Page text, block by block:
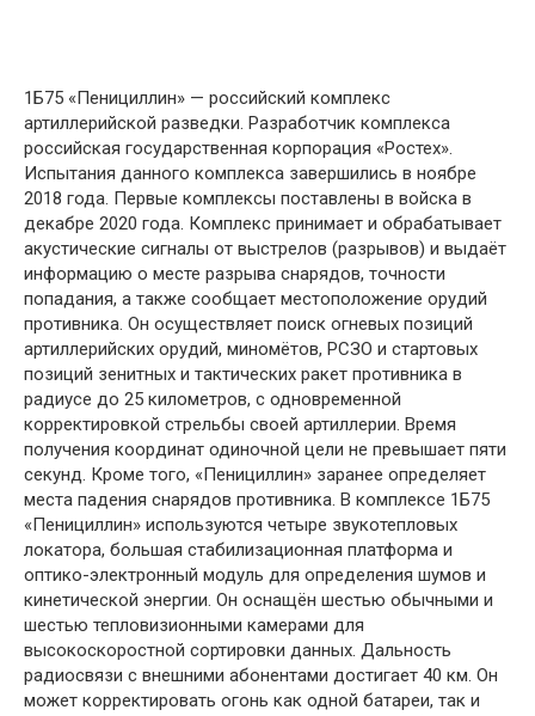
1Б75 «Пенициллин» — российский комплекс
артиллерийской разведки. Разработчик комплекса
российская государственная корпорация «Ростех».
Испытания данного комплекса завершились в ноябре
2018 года. Первые комплексы поставлены в войска в
декабре 2020 года. Комплекс принимает и обрабатывает
акустические сигналы от выстрелов (разрывов) и выдаёт
информацию о месте разрыва снарядов, точности
попадания, а также сообщает местоположение орудий
противника. Он осуществляет поиск огневых позиций
артиллерийских орудий, миномётов, РСЗО и стартовых
позиций зенитных и тактических ракет противника в
радиусе до 25 километров, с одновременной
корректировкой стрельбы своей артиллерии. Время
получения координат одиночной цели не превышает пяти
секунд. Кроме того, «Пенициллин» заранее определяет
места падения снарядов противника. В комплексе 1Б75
«Пенициллин» используются четыре звукотепловых
локатора, большая стабилизационная платформа и
оптико-электронный модуль для определения шумов и
кинетической энергии. Он оснащён шестью обычными и
шестью тепловизионными камерами для
высокоскоростной сортировки данных. Дальность
радиосвязи с внешними абонентами достигает 40 км. Он
может корректировать огонь как одной батареи, так и